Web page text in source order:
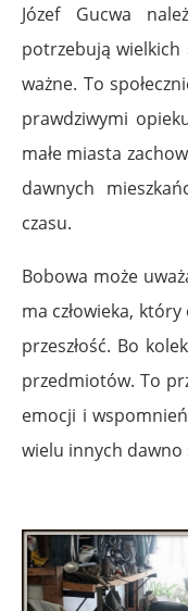
Józef Gucwa
potrzebują wielkich
ważne. To
prawdziwymi
małe miasta
dawnych
czasu.
Bobowa może
ma człowieka,
przeszłość. Bo
przedmiotów. To
emocji i
wielu innych dawno